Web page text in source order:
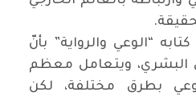
.
“الوعي والرواية” بأنّ
البشري، ويتعامل معظم
بطرق مختلفة، لكن